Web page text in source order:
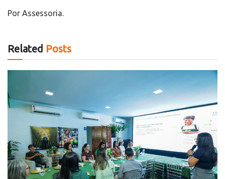
Por Assessoria.
Related Posts